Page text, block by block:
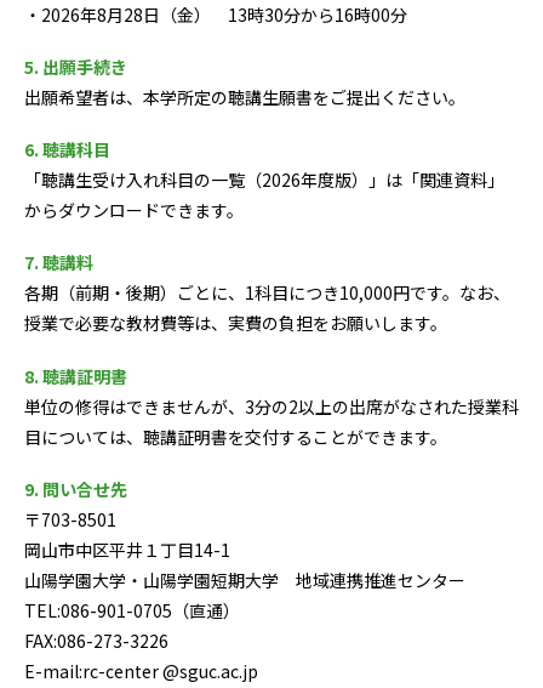
・2026年8月28日（金） 13時30分から16時00分
5. 出願手続き
出願希望者は、本学所定の聴講生願書をご提出ください。
6. 聴講科目
「聴講生受け入れ科目の一覧（2026年度版）」は「関連資料」
からダウンロードできます。
7. 聴講料
各期（前期・後期）ごとに、1科目につき10,000円です。なお、
授業で必要な教材費等は、実費の負担をお願いします。
8. 聴講証明書
単位の修得はできませんが、3分の2以上の出席がなされた授業科
目については、聴講証明書を交付することができます。
9. 問い合せ先
〒703-8501
岡山市中区平井１丁目14-1
山陽学園大学・山陽学園短期大学 地域連携推進センター
TEL:086-901-0705（直通）
FAX:086-273-3226
E-mail:rc-center @sguc.ac.jp